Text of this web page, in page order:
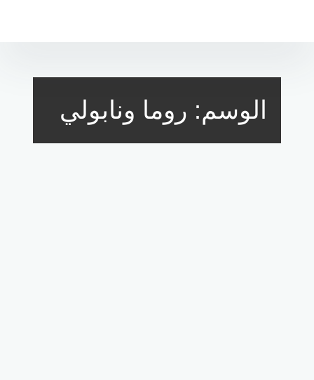
الوسم: روما ونابولي